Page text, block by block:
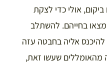
אולי כדי לצקת
בחייהם. להשתלב
אליה בחבטה עזה
מהאומללים שעשו זאת,